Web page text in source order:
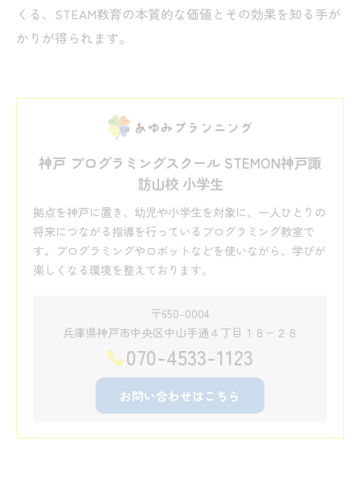
くる、STEAM教育の本質的な価値とその効果を知る手が
かりが得られます。
神戸 プログラミングスクール STEMON神戸諏
訪山校 小学生
拠点を神戸に置き、幼児や小学生を対象に、一人ひとりの
将来につながる指導を行っているプログラミング教室で
す。プログラミングやロボットなどを使いながら、学びが
楽しくなる環境を整えております。
〒650-0004
兵庫県神戸市中央区中山手通４丁目１８−２８
070-4533-1123
お問い合わせはこちら